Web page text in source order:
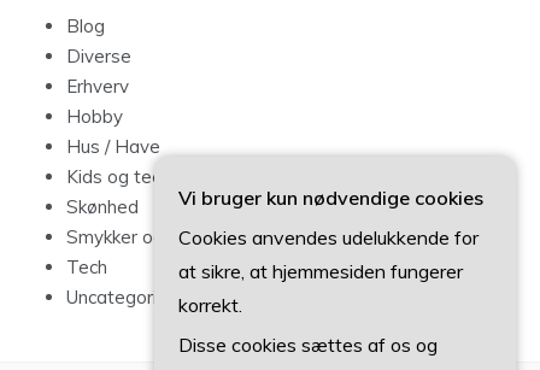
Blog
Diverse
Erhverv
Hobby
Hus / Have
Kids og teens
Skønhed
Smykker og mode
Tech
Uncategorized
Vi bruger kun nødvendige cookies
Cookies anvendes udelukkende for
at sikre, at hjemmesiden fungerer
korrekt.
Disse cookies sættes af os og